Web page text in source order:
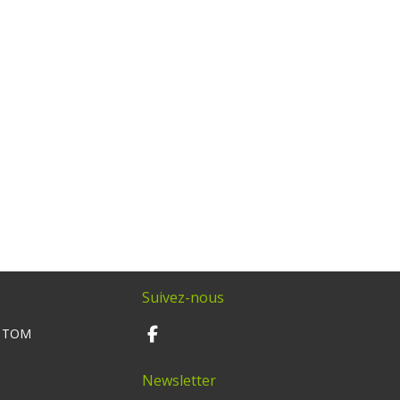
Suivez-nous
Newsletter